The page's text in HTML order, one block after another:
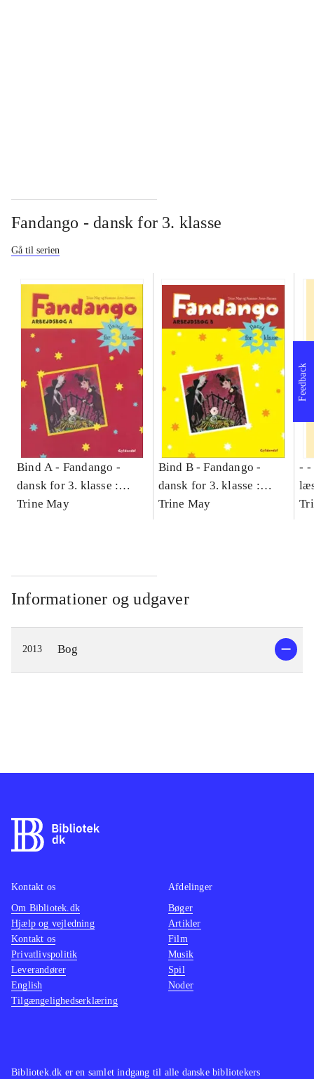
Fandango - dansk for 3. klasse
Gå til serien
Bind A - Fandango -
dansk for 3. klasse :
grundbog -- Arbejdsbog.
Trine May
Bind B -Fandango -
dansk for 3. klasse :
grundbog -- Arbejdsbog.
Trine May
- -
-
Informationer og udgaver
2013 Bog
Feedback
Bibliotek.dk er en samlet indgang til alle danske bibliotekers
Kontakt os
Om Bibliotek.dk
Hjælp og vejledning
Kontakt os
Privatlivspolitik
Leverandører
English
Tilgængelighedserklæring
Afdelinger
Bøger
Artikler
Film
Musik
Spil
Noder